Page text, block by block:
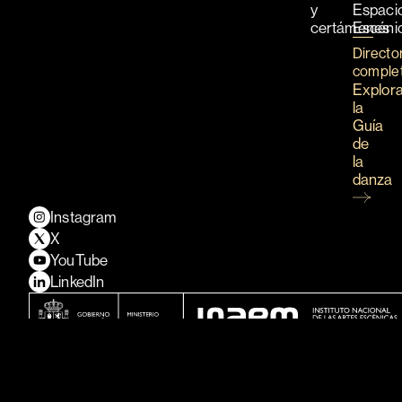
y
certámenes
la
Guía
de
la
danza
Instagram
X
YouTube
LinkedIn